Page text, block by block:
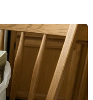
Trường Trung
mặt một học
tát vào mặt.
cô giáo Hường
mặt nhưng chưa
vào mặt học